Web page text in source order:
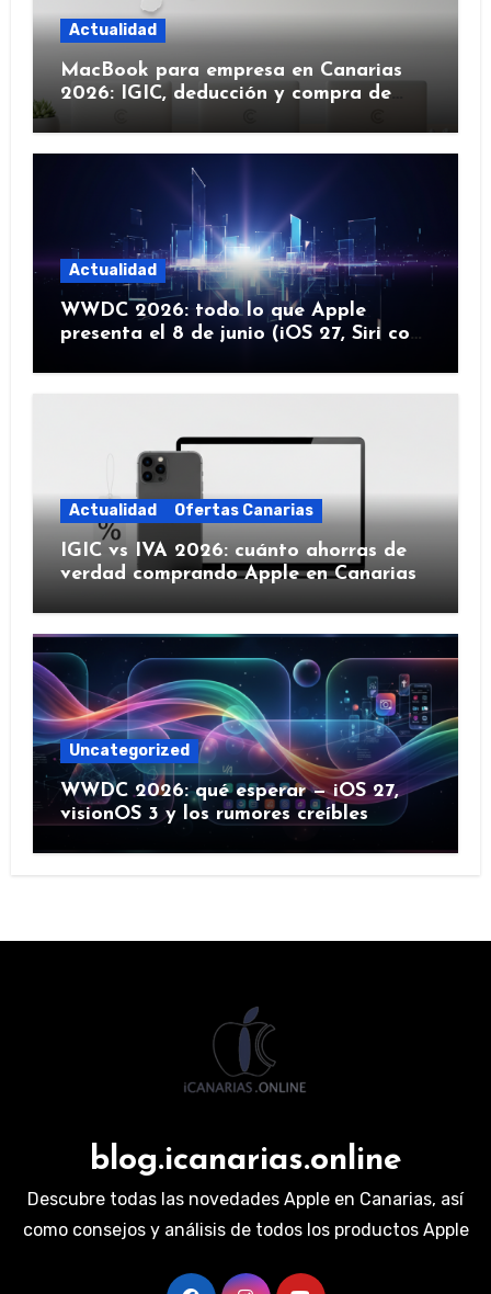
Actualidad
MacBook para empresa en Canarias
2026: IGIC, deducción y compra de
Actualidad
WWDC 2026: todo lo que Apple
presenta el 8 de junio (iOS 27, Siri con
Actualidad Ofertas Canarias
IGIC vs IVA 2026: cuánto ahorras de
verdad comprando Apple en Canarias
Uncategorized
WWDC 2026: qué esperar — iOS 27,
visionOS 3 y los rumores creíbles
blog.icanarias.online
Descubre todas las novedades Apple en Canarias, así
como consejos y análisis de todos los productos Apple